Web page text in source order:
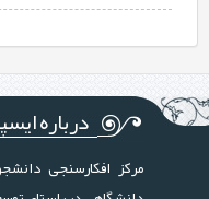
درباره
مرکز افکارسنجی